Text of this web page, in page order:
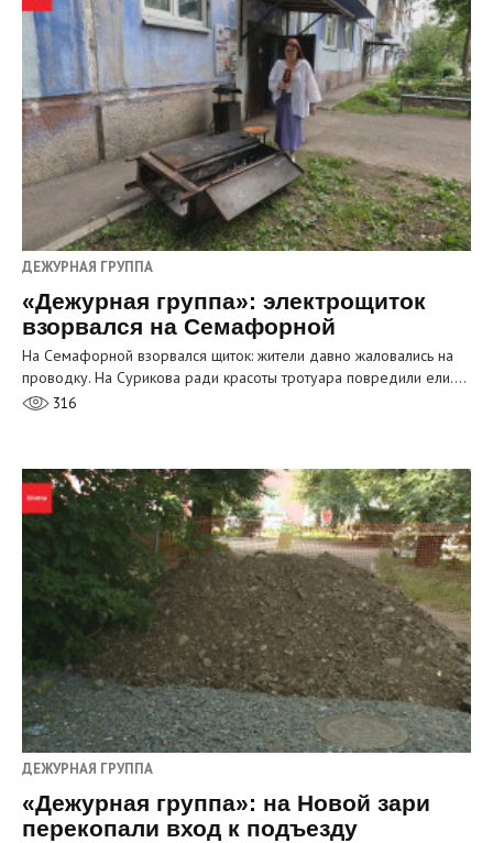
ДЕЖУРНАЯ ГРУППА
«Дежурная группа»: электрощиток
взорвался на Семафорной
На Семафорной взорвался щиток: жители давно жаловались на
проводку. На Сурикова ради красоты тротуара повредили ели.…
316
ДЕЖУРНАЯ ГРУППА
«Дежурная группа»: на Новой зари
перекопали вход к подъезду